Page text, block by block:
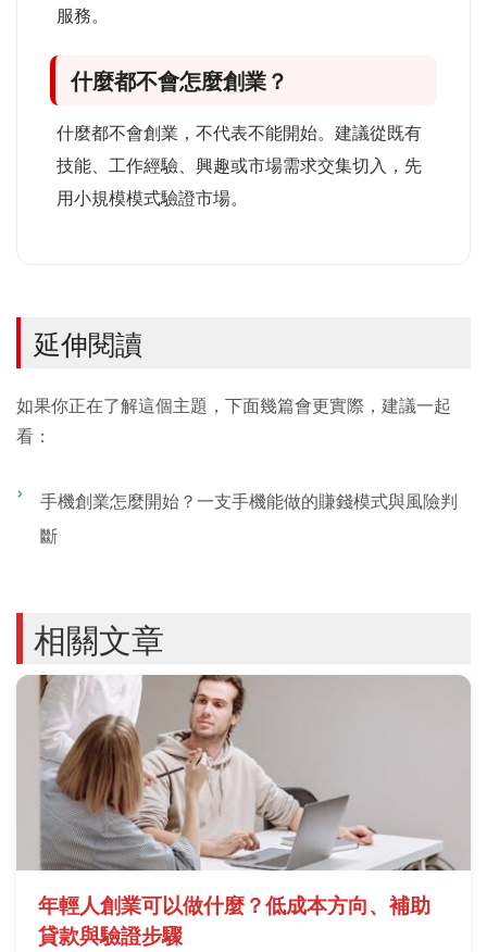
服務。
什麼都不會怎麼創業？
什麼都不會創業，不代表不能開始。建議從既有
技能、工作經驗、興趣或市場需求交集切入，先
用小規模模式驗證市場。
延伸閱讀
如果你正在了解這個主題，下面幾篇會更實際，建議一起
看：
手機創業怎麼開始？一支手機能做的賺錢模式與風險判
斷
相關文章
年輕人創業可以做什麼？低成本方向、補助
貸款與驗證步驟